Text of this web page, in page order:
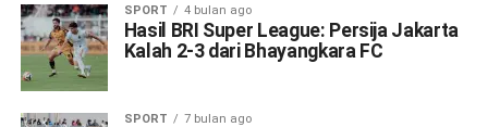
SPORT 4 bulan ago
Hasil BRI Super League: Persija Jakarta
Kalah 2-3 dari Bhayangkara FC
SPORT 7 bulan ago